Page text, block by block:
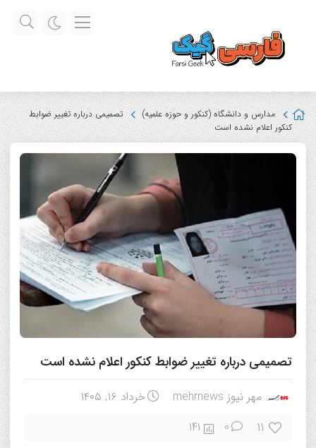
مدارس و دانشگاه (کنکور و حوزه علمیه)
تصمیمی درباره تغییر ضوابط
کنکور اعلام نشده است
تصمیمی درباره تغییر ضوابط کنکور اعلام نشده است
مهر نیوز mehrnews خرداد ۱۶, ۱۴۰۵
11
0
141